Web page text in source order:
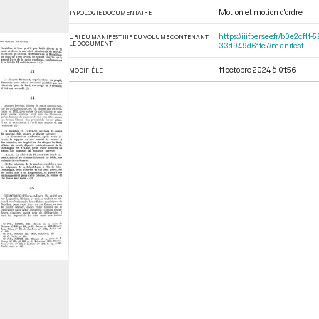
TYPOLOGIE DOCUMENTAIRE Motion et motion d'ordre
URI DU MANIFEST IIIF DU VOLUME CONTENANT
LE DOCUMENT
https://iiif.persee.fr/
33d949d61fc7/manifest
MODIFIÉ LE 11 octobre 2024 à 01:56